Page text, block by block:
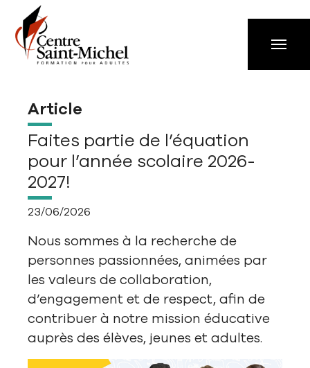
Aller à la navigation principale
Aller au contenu principal
Passer au pied de page
Article
Faites partie de l’équation
pour l’année scolaire 2026-
2027!
23/06/2026
Nous sommes à la recherche de
personnes passionnées, animées par
les valeurs de collaboration,
d’engagement et de respect, afin de
contribuer à notre mission éducative
auprès des élèves, jeunes et adultes.